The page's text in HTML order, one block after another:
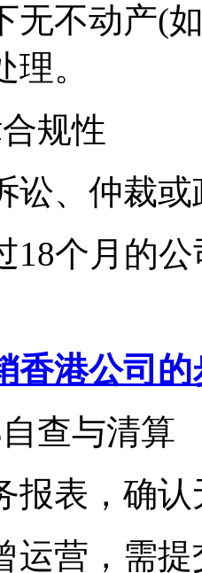
不动产(如
。
规性
、仲裁或
个月的公
香港公司的
查与清算
表，确认
营，需提